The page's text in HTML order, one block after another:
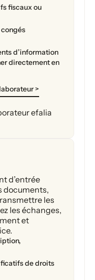
fiscaux ou
d’information
directement en
>
d’entrée
documents,
les
les échanges,
et
de droits